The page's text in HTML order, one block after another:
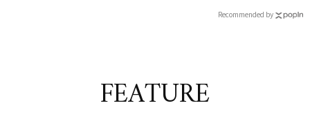
Recommended by
FEATURE